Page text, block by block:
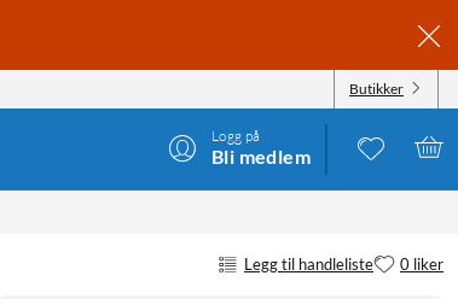
Butikker
Logg på
Bli medlem
Legg til handleliste 0 liker